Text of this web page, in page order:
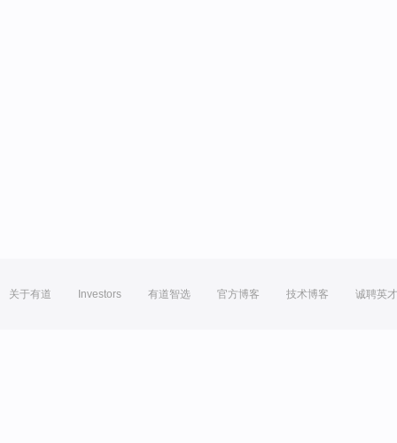
关于有道 Investors 有道智选 官方博客 技术博客 诚聘英才